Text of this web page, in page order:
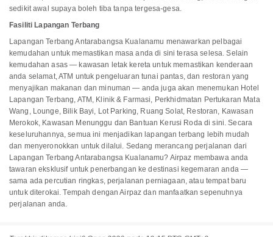
sedikit awal supaya boleh tiba tanpa tergesa-gesa.
Fasiliti Lapangan Terbang
Lapangan Terbang Antarabangsa Kualanamu menawarkan pelbagai
kemudahan untuk memastikan masa anda di sini terasa selesa. Selain
kemudahan asas — kawasan letak kereta untuk memastikan kenderaan
anda selamat, ATM untuk pengeluaran tunai pantas, dan restoran yang
menyajikan makanan dan minuman — anda juga akan menemukan Hotel
Lapangan Terbang, ATM, Klinik & Farmasi, Perkhidmatan Pertukaran Mata
Wang, Lounge, Bilik Bayi, Lot Parking, Ruang Solat, Restoran, Kawasan
Merokok, Kawasan Menunggu dan Bantuan Kerusi Roda di sini. Secara
keseluruhannya, semua ini menjadikan lapangan terbang lebih mudah
dan menyeronokkan untuk dilalui. Sedang merancang perjalanan dari
Lapangan Terbang Antarabangsa Kualanamu? Airpaz membawa anda
tawaran eksklusif untuk penerbangan ke destinasi kegemaran anda —
sama ada percutian ringkas, perjalanan perniagaan, atau tempat baru
untuk diterokai. Tempah dengan Airpaz dan manfaatkan sepenuhnya
perjalanan anda.